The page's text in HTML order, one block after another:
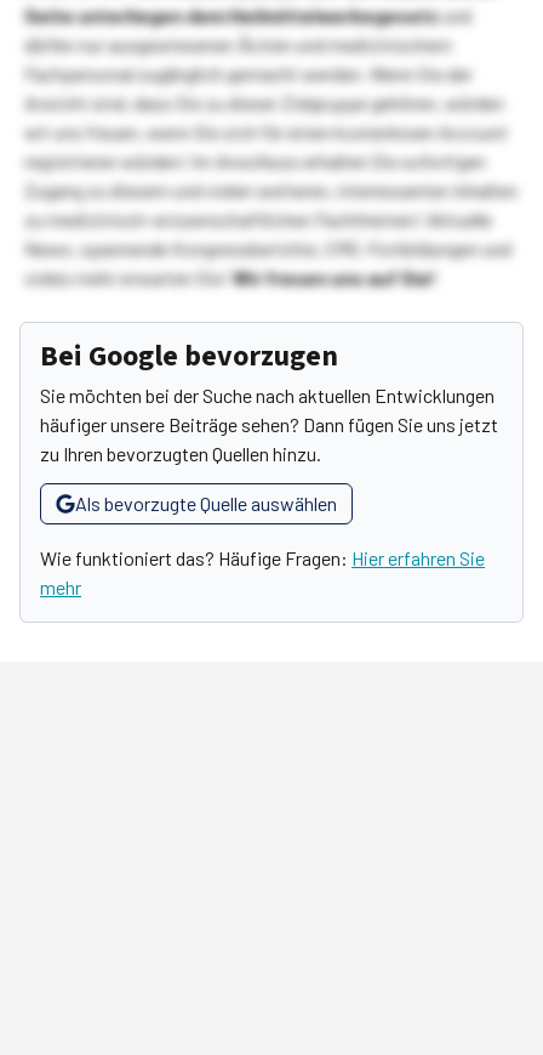
Seite unterliegen dem Heilmittelwerbegesetzund
dürfen nur ausgewiesenen Ärzten und medizinischem
Fachpersonal zugänglich gemacht werden. Wenn Sie der
Ansicht sind, dass Sie zu dieser Zielgruppe gehören, würden
wir uns freuen, wenn Sie sich für einen kostenlosen Account
registrieren würden! Im Anschluss erhalten Sie sofortigen
Zugang zu diesem und vielen weiteren, interessanten Inhalten
zu medizinisch-wissenschaftlichen Fachthemen! Aktuelle
News, spannende Kongressberichte, CME-Fortbildungen und
vieles mehr erwarten Sie!Wir freuen uns auf Sie!
Bei Google bevorzugen
Sie möchten bei der Suche nach aktuellen Entwicklungen
häufiger unsere Beiträge sehen? Dann fügen Sie uns jetzt
zu Ihren bevorzugten Quellen hinzu.
Als bevorzugte Quelle auswählen
Wie funktioniert das? Häufige Fragen: Hier erfahren Sie
mehr